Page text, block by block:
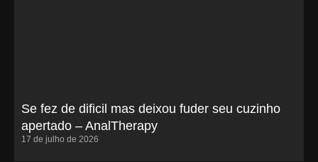
Se fez de dificil mas deixou fuder seu cuzinho
apertado – AnalTherapy
17 de julho de 2026